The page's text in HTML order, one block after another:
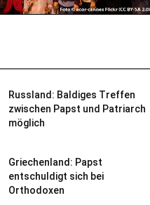
Russland: Baldiges Treffen
zwischen Papst und Patriarch
möglich
Griechenland: Papst
entschuldigt sich bei
Orthodoxen